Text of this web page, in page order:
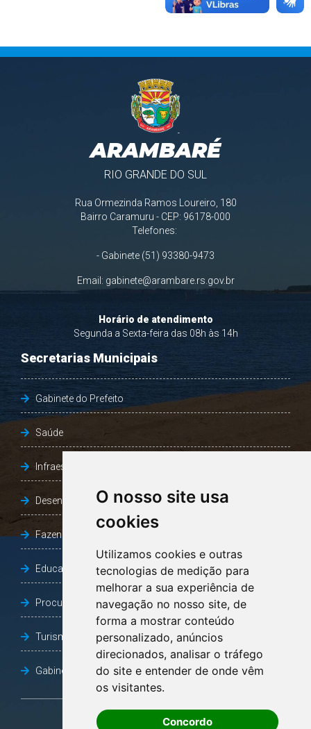
O nosso site usa
cookies
Utilizamos cookies e outras
tecnologias de medição para
melhorar a sua experiência de
navegação no nosso site, de
forma a mostrar conteúdo
personalizado, anúncios
direcionados, analisar o tráfego
do site e entender de onde vêm
os visitantes.
Concordo
ARAMBARÉ
RIO GRANDE DO SUL
Rua Ormezinda Ramos Loureiro, 180
Bairro Caramuru - CEP: 96178-000
Telefones:
- Gabinete (51) 93380-9473
Email: gabinete@arambare.rs.gov.br
Horário de atendimento
Segunda a Sexta-feira das 08h às 14h
Secretarias Municipais
Gabinete do Prefeito
Saúde
Infraestrutura, Agricultura e Meio Ambiente
Desenvolvimento Social
Fazenda e Desenvolvimento Econômico
Educação
Procuradoria Geral do Município
Turismo, Desporto e Cultura
Gabinete Vice-Prefeito
OUVIDORIA